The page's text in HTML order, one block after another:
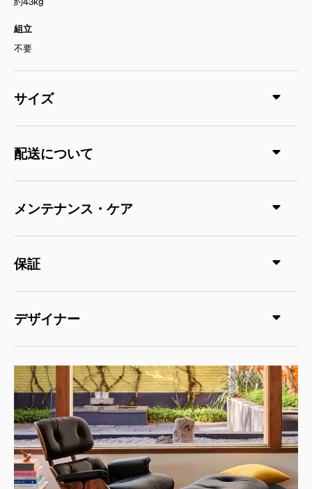
組立
不要
サイズ
配送について
メンテナンス・ケア
保証
デザイナー